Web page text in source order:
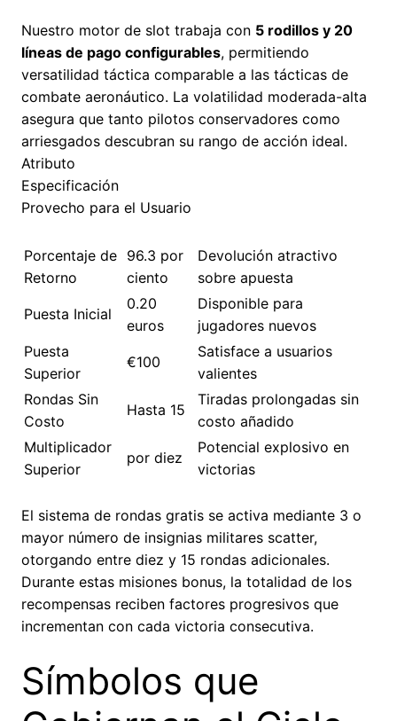
Nuestro motor de slot trabaja con 5 rodillos y 20
líneas de pago configurables, permitiendo
versatilidad táctica comparable a las tácticas de
combate aeronáutico. La volatilidad moderada-alta
asegura que tanto pilotos conservadores como
arriesgados descubran su rango de acción ideal.
Atributo
Especificación
Provecho para el Usuario
Porcentaje de
Retorno
96.3 por
ciento
Devolución atractivo
sobre apuesta
Puesta Inicial
0.20
euros
Disponible para
jugadores nuevos
Puesta
Superior
€100
Satisface a usuarios
valientes
Rondas Sin
Costo
Hasta 15
Tiradas prolongadas sin
costo añadido
Multiplicador
Superior
por diez
Potencial explosivo en
victorias
El sistema de rondas gratis se activa mediante 3 o
mayor número de insignias militares scatter,
otorgando entre diez y 15 rondas adicionales.
Durante estas misiones bonus, la totalidad de los
recompensas reciben factores progresivos que
incrementan con cada victoria consecutiva.
Símbolos que